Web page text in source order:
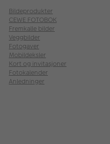
Bildeprodukter
CEWE FOTOBOK
Fremkalle bilder
Veggbilder
Fotogaver
Mobildeksler
Kort og invitasjoner
Fotokalender
Anledninger